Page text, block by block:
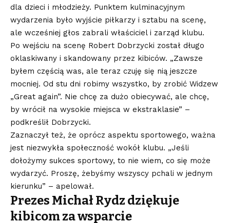
dla dzieci i młodzieży. Punktem kulminacyjnym
wydarzenia było wyjście piłkarzy i sztabu na scenę,
ale wcześniej głos zabrali właściciel i zarząd klubu.
Po wejściu na scenę Robert Dobrzycki został długo
oklaskiwany i skandowany przez kibiców. „Zawsze
byłem częścią was, ale teraz czuję się nią jeszcze
mocniej. Od stu dni robimy wszystko, by zrobić Widzew
„Great again”. Nie chcę za dużo obiecywać, ale chcę,
by wrócił na wysokie miejsca w ekstraklasie” –
podkreślił Dobrzycki.
Zaznaczył też, że oprócz aspektu sportowego, ważna
jest niezwykła społeczność wokół klubu. „Jeśli
dołożymy sukces sportowy, to nie wiem, co się może
wydarzyć. Proszę, żebyśmy wszyscy pchali w jednym
kierunku” – apelował.
Prezes Michał Rydz dziękuje
kibicom za wsparcie